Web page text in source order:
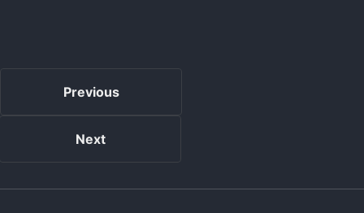
Previous
Next